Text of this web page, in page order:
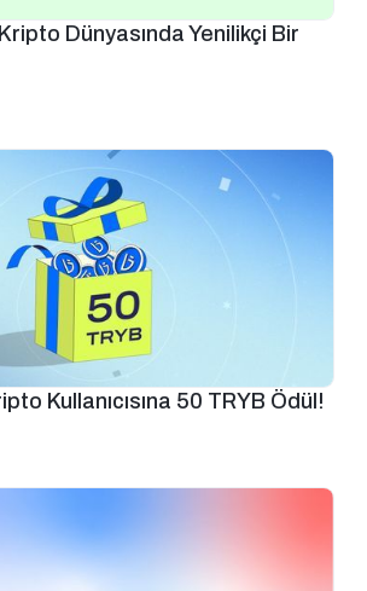
Dünyasında Yenilikçi Bir
Kullanıcısına 50 TRYB Ödül!